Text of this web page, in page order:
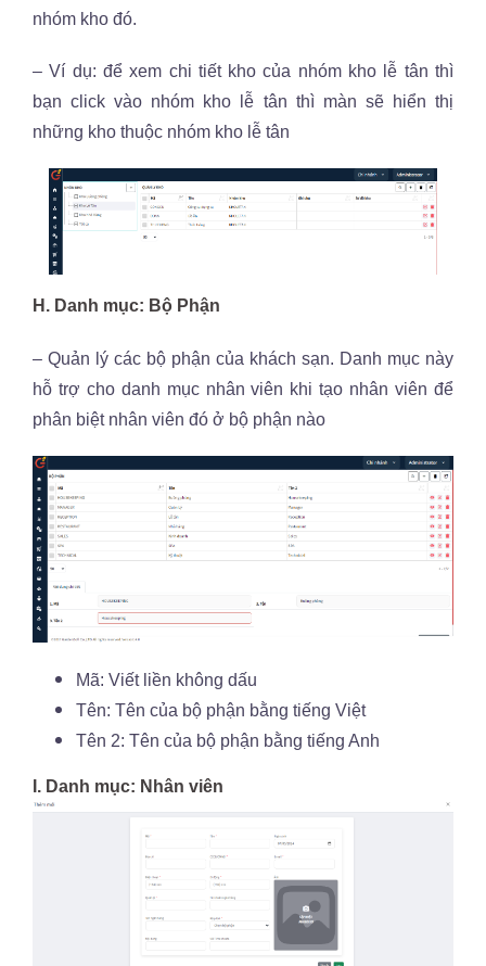
nhóm kho đó.
– Ví dụ: để xem chi tiết kho của nhóm kho lễ tân thì
bạn click vào nhóm kho lễ tân thì màn sẽ hiển thị
những kho thuộc nhóm kho lễ tân
H. Danh mục: Bộ Phận
– Quản lý các bộ phận của khách sạn. Danh mục này
hỗ trợ cho danh mục nhân viên khi tạo nhân viên để
phân biệt nhân viên đó ở bộ phận nào
Mã: Viết liền không dấu
Tên: Tên của bộ phận bằng tiếng Việt
Tên 2: Tên của bộ phận bằng tiếng Anh
I. Danh mục: Nhân viên